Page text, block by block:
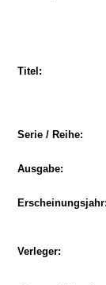
Titel:
Serie / Reihe:
Ausgabe:
Erscheinungsjahr:
Verleger: